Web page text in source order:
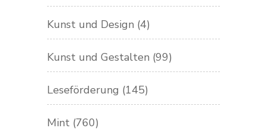
Kunst und Design (4)
Kunst und Gestalten (99)
Leseförderung (145)
Mint (760)